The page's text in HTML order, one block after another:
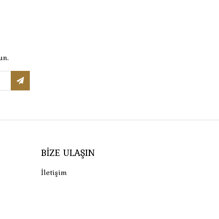
BIZE ULAŞIN
İletişim